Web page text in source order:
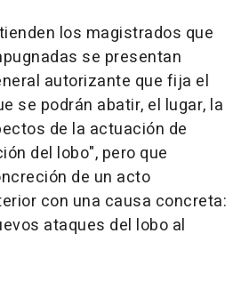
los magistrados que
se presentan
autorizante que fija el
se podrán abatir, el lugar, la
de la actuación de
del lobo", pero que
de un acto
con una causa concreta:
ataques del lobo al